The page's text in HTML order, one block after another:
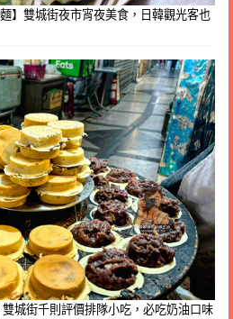
】雙城街夜市宵夜美食，日韓觀光客也
雙城街千則評價排隊小吃，必吃奶油口味